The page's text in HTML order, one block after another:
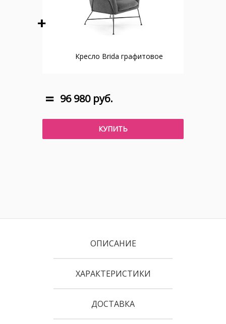
Кресло Brida графитовое
96 980 руб.
КУПИТЬ
ОПИСАНИЕ
ХАРАКТЕРИСТИКИ
ДОСТАВКА